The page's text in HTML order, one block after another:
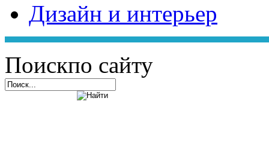
Дизайн и интерьер
Поискпо сайту